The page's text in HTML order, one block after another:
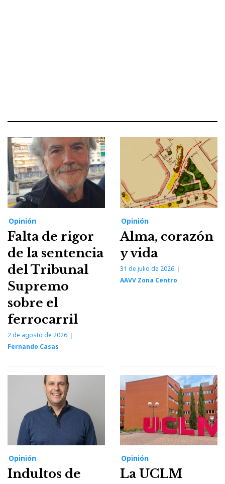
Opinión
Falta de rigor
de la sentencia
del Tribunal
Supremo
sobre el
ferrocarril
2 de agosto de 2026
Fernando Casas
Opinión
Alma, corazón
y vida
31 de julio de 2026
AAVV Zona Centro
Opinión
Indultos de
Opinión
La UCLM